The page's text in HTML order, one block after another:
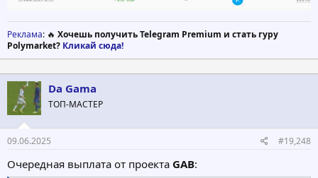
Реклама: 🔥 Хочешь получить Telegram Premium и стать гуру
Polymarket? Кликай сюда!
Da Gama
ТОП-МАСТЕР
09.06.2025 #19,248
Очередная выплата от проекта GAB: